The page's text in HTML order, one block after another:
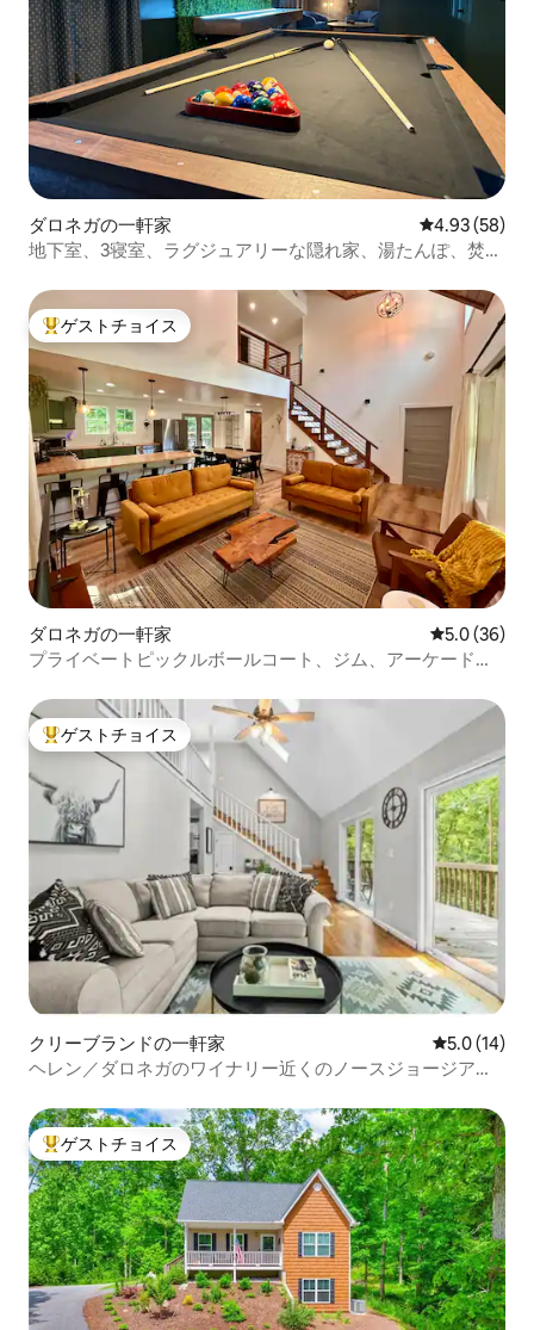
ダロネガの一軒家 レビュー58
4.93 (58)
地下室、3寝室、ラグジュアリーな隠れ家、湯たんぽ、焚き
大好評のゲストチョイスです。
ゲストチョイス
ダロネガの一軒家 レビュー36
5.0 (36)
プライベートピックルボールコート、ジム、アーケード、
大好評のゲストチョイスです。
ゲストチョイス
クリーブランドの一軒家 レビュー14
5.0 (14)
ヘレン／ダロネガのワイナリー近くのノースジョージアの
大好評のゲストチョイスです。
ゲストチョイス